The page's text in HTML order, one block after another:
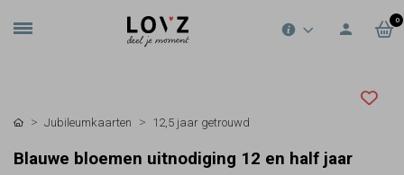
0
Jubileumkaarten 12,5 jaar getrouwd
Blauwe bloemen uitnodiging 12 en half jaar